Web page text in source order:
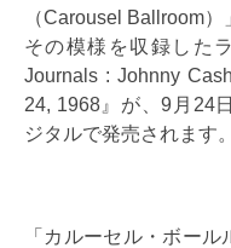
（Carousel Ballroom
その模様を収録した
Journals : Johnny
24, 1968』が、9月24
ジタルで発売されます。
「カルーセル・ボー